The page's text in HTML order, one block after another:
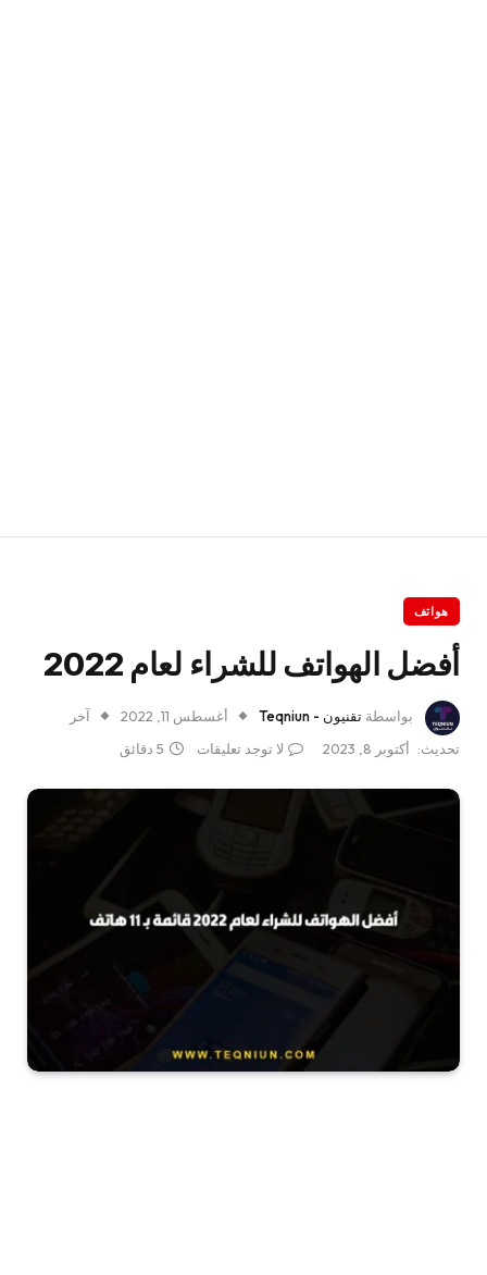
هواتف
أفضل الهواتف للشراء لعام 2022
بواسطة تقنيون - Teqniun أغسطس 11, 2022
آخر
تحديث:
أكتوبر 8, 2023 لا توجد تعليقات 5 دقائق